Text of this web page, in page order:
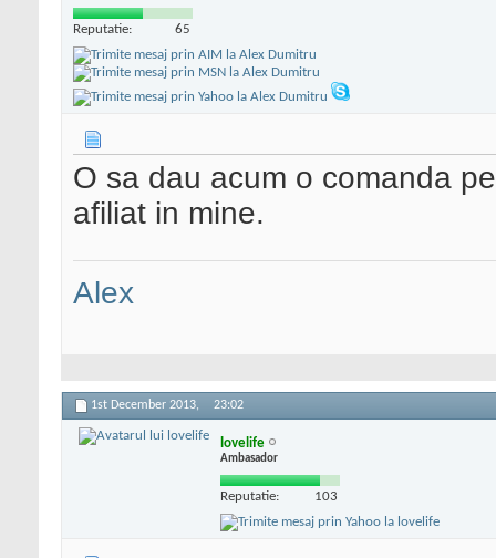
Reputatie: 65
O sa dau acum o comanda
afiliat in mine.
Alex
1st December 2013, 23:02
lovelife
Ambasador
Reputatie: 103